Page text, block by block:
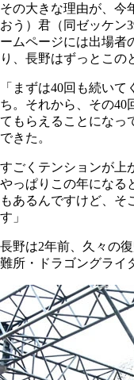
その大きな理由が、今
おう）君（同ゼッケン
ームページには出場者
り、長野はずっとこの
「まずは40回も続い
ち。それから、その40
てもらえることになっ
できた。
すごくテンションが上
やっぱりこの年になる
もあるんですけど、そ
す」
長野は2年前、久々の
難所・ドラゴングライ